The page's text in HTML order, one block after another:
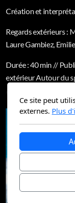
Création et
Regards extérieurs :
Laure Gambiez,
Durée : 40 min //
extérieur Autour du
active
Ce site peut
externes. Plus